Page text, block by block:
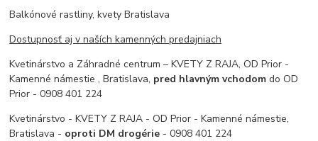
Balkónové rastliny, kvety Bratislava
Dostupnosť aj v naších kamenných predajniach
Kvetinárstvo a Záhradné centrum – KVETY Z RAJA, OD Prior -
Kamenné námestie , Bratislava, pred hlavným vchodom do OD
Prior - 0908 401 224
Kvetinárstvo - KVETY Z RAJA - OD Prior - Kamenné námestie,
Bratislava - oproti DM drogérie - 0908 401 224